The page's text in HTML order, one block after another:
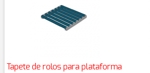
Tapete de rolos para plataforma